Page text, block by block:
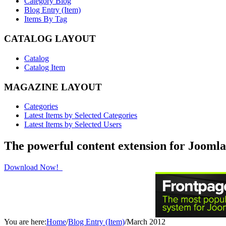
Blog Entry (Item)
Items By Tag
CATALOG LAYOUT
Catalog
Catalog Item
MAGAZINE LAYOUT
Categories
Latest Items by Selected Categories
Latest Items by Selected Users
The powerful content extension for
Download Now!
You are here:Home/Blog Entry (Item)/March 2012